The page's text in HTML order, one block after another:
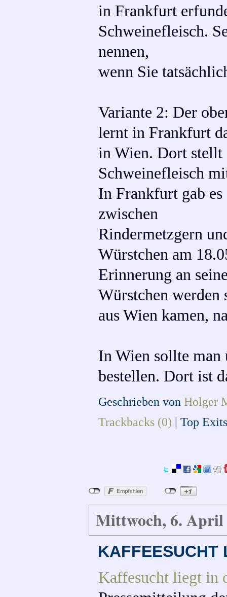
in Frankfurt
Schweinefleisch.
nennen,
wenn Sie
Variante 2: Der
lernt in Frankfurt
in Wien. Dort stellt
Schweinefleisch
In Frankfurt gab
zwischen
Rindermetzgern
Würstchen am
Erinnerung an
Würstchen werden
aus Wien kamen,
In Wien sollte
bestellen. Dort ist
Geschrieben vonHolger
Trackbacks (0) | Top
Mittwoch, 6. April
KAFFEESUCHT
Kaffesucht liegt in